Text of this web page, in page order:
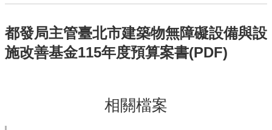
都發局主管臺北市建築物無障礙設備與設
施改善基金115年度預算案書(PDF)
相關檔案